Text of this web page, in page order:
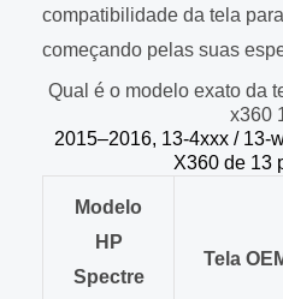
compatibilidade da tela
começando pelas suas
Qual é o modelo exato da
x360
2015–2016, 13-4xxx / 13-
X360 de 13
Modelo
HP
Spectre
Tela